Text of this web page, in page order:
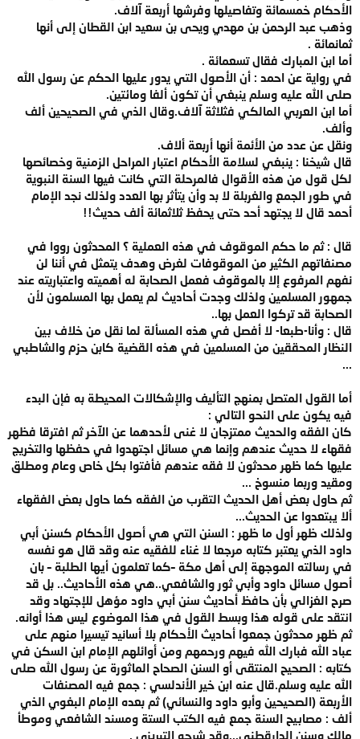
الأحكام خمسمائة وتفاصيلها وفرشها أربعة آلاف.
وذهب عبد الرحمن بن مهدي ويحى بن سعيد ابن القطان إلى أنها
ثمانمائة .
أما ابن المبارك فقال تسعمائة .
في رواية عن احمد : أن الأصول التي يدور عليها الحكم عن رسول الله
صلى الله عليه وسلم ينبغي أن تكون ألفا ومائتين.
أما ابن العربي المالكي فثلاثة آلاف.وقال الذي في الصحيحين ألف
وألف.
ونقل عن عدد من الأئمة أنها أربعة ألاف.
قال شيخنا : ينبغي لسلامة الأحكام اعتبار المراحل الزمنية وخصائصها
لكل قول من هذه الأقوال فالمرحلة التي كانت فيها السنة النبوية
في طور الجمع والغربلة لا بد وأن يتأثر بها العدد ولذلك نجد الإمام
أحمد قال لا يجتهد أحد حتى يحفظ ثلاثمائة ألف حديث!!
قال : ثم ما حكم الموقوف في هذه العملية ؟ المحدثون رووا في
مصنفاتهم الكثير من الموقوفات لغرض وهدف يتمثل في أننا لن
نفهم المرفوع إلا بالموقوف فعمل الصحابة له أهميته واعتباريته عند
جمهور المسلمين ولذلك وجدت أحاديث لم يعمل بها المسلمون لأن
الصحابة قد تركوا العمل بها..
قال : وأنا-طبعا- لا أفصل في هذه المسألة لما نقل من خلاف بين
النظار المحققين من المسلمين في هذه القضية كابن حزم والشاطبي
أما القول المتصل بمنهج التأليف والإشكالات المحيطة به فإن البدء
فيه يكون على النحو التالي :
كان الفقه والحديث ممتزجان لا غنى لأحدهما عن الآخر ثم افترقا فظهر
فقهاء لا حديث عندهم وإنما هي مسائل اجتهدوا في حفظها والتخريج
عليها كما ظهر محدثون لا فقه عندهم فأفتوا بكل خاص وعام ومطلق
ومقيد وربما منسوخ ...
ثم حاول بعض أهل الحديث التقرب من الفقه كما حاول بعض الفقهاء
ألا يبتعدوا عن الحديث...
ولذلك ظهر أول ما ظهر : السنن التي هي أصول الأحكام كسنن أبي
داود الذي يعتبر كتابه مرجعا لا غناء للفقيه عنه وقد قال هو نفسه
في رسالته الموجهة إلى أهل مكة –كما تعلمون أيها الطلبة – بان
أصول مسائل داود وأبي ثور والشافعي..هي هذه الأحاديث.. بل قد
صرح الغزالي بأن حافظ أحاديث سنن أبي داود مؤهل للإجتهاد وقد
انتقد على قوله هذا وبسط القول في هذا الموضوع ليس هذا أوانه.
ثم ظهر محدثون جمعوا أحاديث الأحكام بلا أسانيد تيسيرا منهم على
عباد الله فبارك الله فيهم ورحمهم ومن أوائلهم الإمام ابن السكن في
كتابه : الصحيح المنتقى أو السنن الصحاح الماثورة عن رسول الله صلى
الله عليه وسلم.قال عنه ابن خير الأندلسي : جمع فيه المصنفات
الأربعة (الصحيحين وأبو داود والنسائي) ثم بعده الإمام البغوي الذي
ألف : مصابيح السنة جمع فيه الكتب الستة ومسند الشافعي وموطأ
مالك وسنن الدارقطني...وقد شرحه التبريزي .